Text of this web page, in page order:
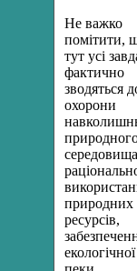
Не важко
помітити,
тут усі
фактично
зводяться
охорони
природних
ресурсів,